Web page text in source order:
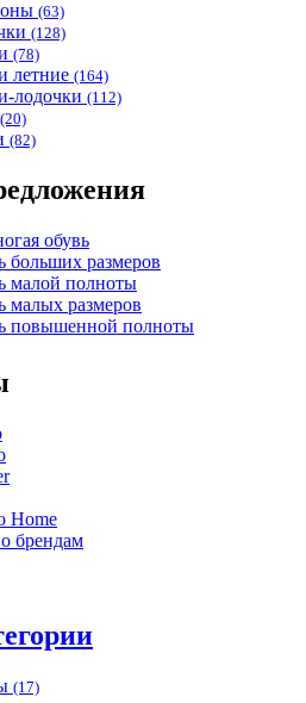
(63)
(128)
(78)
летние (164)
лодочки (112)
(20)
(82)
обувь
больших размеров
малой полноты
малых размеров
повышенной полноты
Home
брендам
(17)